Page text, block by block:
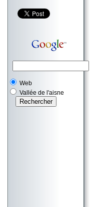
Web
Vallée de l'aisne